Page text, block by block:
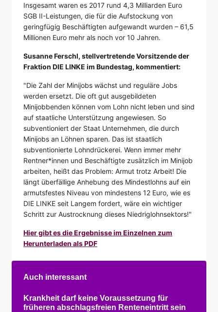
Insgesamt waren es 2017 rund 4,3 Milliarden Euro
SGB II-Leistungen, die für die Aufstockung von
geringfügig Beschäftigten aufgewandt wurden – 61,5
Millionen Euro mehr als noch vor 10 Jahren.
Susanne Ferschl, stellvertretende Vorsitzende der
Fraktion DIE LINKE im Bundestag, kommentiert:
"Die Zahl der Minijobs wächst und reguläre Jobs
werden ersetzt. Die oft gut ausgebildeten
Minijobbenden können vom Lohn nicht leben und sind
auf staatliche Unterstützung angewiesen. So
subventioniert der Staat Unternehmen, die durch
Minijobs an Löhnen sparen. Das ist staatlich
subventionierte Lohndrückerei. Wenn immer mehr
Rentner*innen und Beschäftigte zusätzlich im Minijob
arbeiten, heißt das Problem: Armut trotz Arbeit! Die
längt überfällige Anhebung des Mindestlohns auf ein
armutsfestes Niveau von mindestens 12 Euro, wie es
DIE LINKE seit Langem fordert, wäre ein wichtiger
Schritt zur Austrocknung dieses Niedriglohnsektors!"
Hier gibt es die Ergebnisse im Einzelnen zum
Herunterladen als PDF
Auch interessant
Krankheit darf keine Voraussetzung für
früheren abschlagsfreien Renteneintritt sein